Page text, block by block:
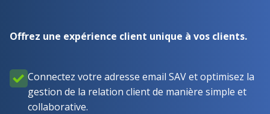
Offrez une expérience client unique à vos clients.
Connectez votre adresse email SAV et optimisez la
gestion de la relation client de manière simple et
collaborative.